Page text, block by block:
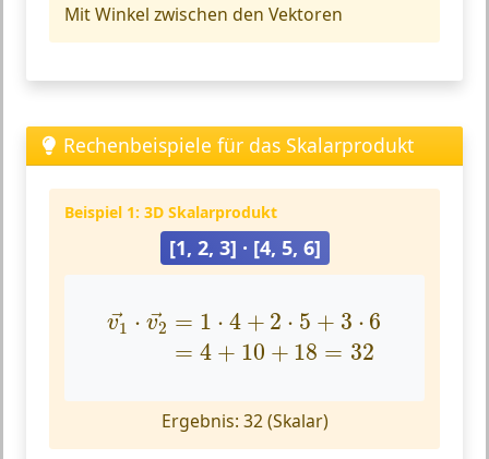
Mit Winkel zwischen den Vektoren
Rechenbeispiele für das Skalarprodukt
Beispiel 1: 3D Skalarprodukt
[1, 2, 3] · [4, 5, 6]
→
v1 ⋅ →
v2 = 1 ⋅ 4 + 2 ⋅ 5 + 3 ⋅ 6
= 4 + 10 + 18 = 32
v1 →⋅v →= 1⋅ + 2⋅ + 3 6= 4+
Ergebnis: 32 (Skalar)